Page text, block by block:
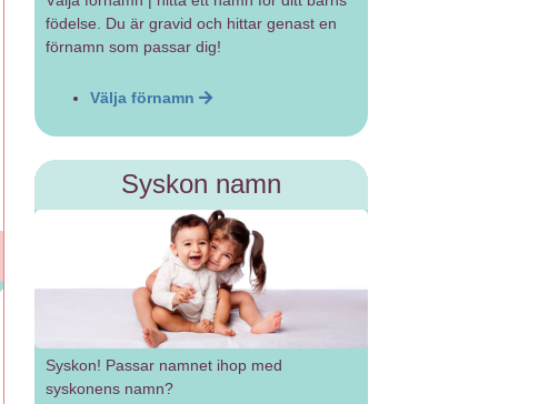
födelse. Du är gravid och hittar genast en
förnamn som passar dig!
Välja förnamn
Syskon namn
Syskon! Passar namnet ihop med
syskonens namn?